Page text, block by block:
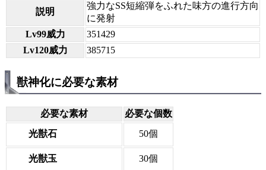
説明
強力なSS短縮弾をふれた味方の進行方向
に発射
Lv99威力
351429
Lv120威力
385715
獣神化に必要な素材
必要な素材
必要な個数
光獣石
50個
光獣玉 30個